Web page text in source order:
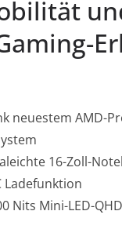
neuestem AMD-
16-Zoll-
Ladefunktion
Nits Mini-LED-